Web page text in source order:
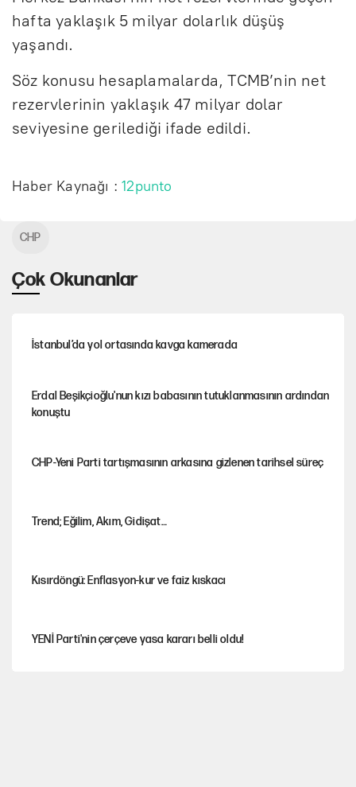
hafta yaklaşık 5 milyar dolarlık düşüş
yaşandı.
Söz konusu hesaplamalarda, TCMB’nin net
rezervlerinin yaklaşık 47 milyar dolar
seviyesine gerilediği ifade edildi.
Haber Kaynağı :12punto
Çok Okunanlar
İstanbul’da yol ortasında kavga kamerada
Erdal Beşikçioğlu'nun kızı babasının tutuklanmasının ardından
konuştu
CHP-Yeni Parti tartışmasının arkasına gizlenen tarihsel süreç
Trend; Eğilim, Akım, Gidişat…
Kısırdöngü: Enflasyon-kur ve faiz kıskacı
YENİ Parti'nin çerçeve yasa kararı belli oldu!
CHP